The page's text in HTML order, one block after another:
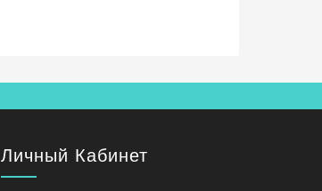
Личный Кабинет